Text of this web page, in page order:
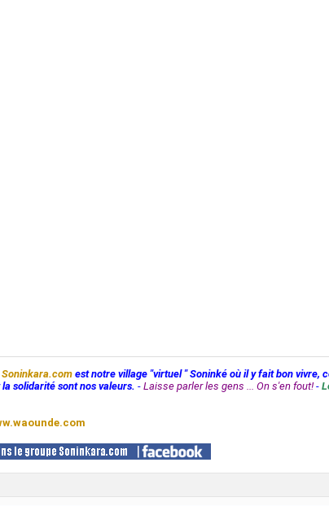
Soninkara.com est notre village "virtuel " Soninké où il y fait bon vivre,
solidarité sont nos valeurs. - Laisse parler les gens ... On s'en fout! -